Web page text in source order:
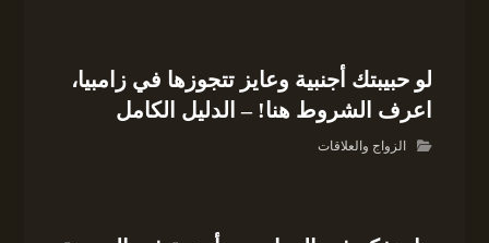
لو حبيبتك أجنبية وعايز تتجوزها في زامبيا،
اعرف الشروط هنا! – الدليل الكامل
الزواج والعلاقات